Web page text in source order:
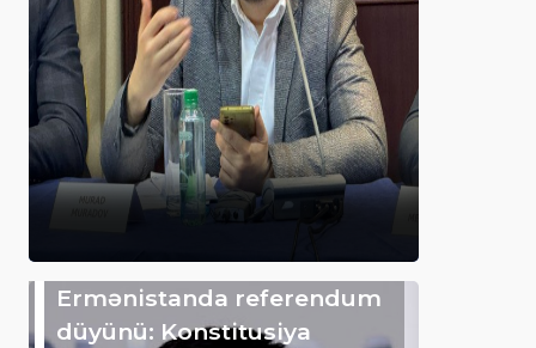
Ermənistanda referendum
düyünü: Konstitusiya